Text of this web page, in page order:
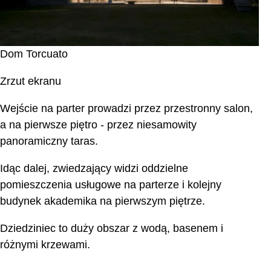
Dom Torcuato
Zrzut ekranu
Wejście na parter prowadzi przez przestronny salon,
a na pierwsze piętro - przez niesamowity
panoramiczny taras.
Idąc dalej, zwiedzający widzi oddzielne
pomieszczenia usługowe na parterze i kolejny
budynek akademika na pierwszym piętrze.
Dziedziniec to duży obszar z wodą, basenem i
różnymi krzewami.